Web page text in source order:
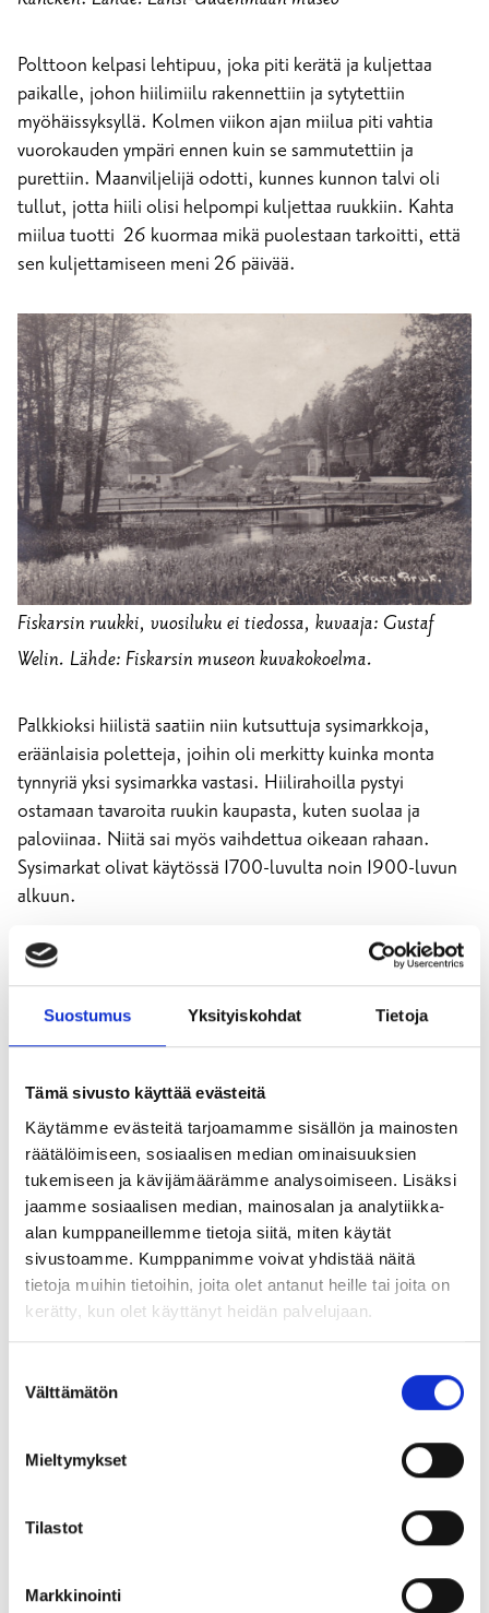
Suostumus Yksityiskohdat Tietoja
Tämä sivusto käyttää evästeitä
Käytämme evästeitä tarjoamamme sisällön ja mainosten
räätälöimiseen, sosiaalisen median ominaisuuksien
tukemiseen ja kävijämäärämme analysoimiseen. Lisäksi
jaamme sosiaalisen median, mainosalan ja analytiikka-
alan kumppaneillemme tietoja siitä, miten käytät
sivustoamme. Kumppanimme voivat yhdistää näitä
tietoja muihin tietoihin, joita olet antanut heille tai joita on
kerätty, kun olet käyttänyt heidän palvelujaan.
valinta
Välttämätön
Mieltymykset
Tilastot
Markkinointi
Polttoon kelpasi lehtipuu, joka piti kerätä ja kuljettaa
paikalle, johon hiilimiilu rakennettiin ja sytytettiin
myöhäissyksyllä. Kolmen viikon ajan miilua piti vahtia
vuorokauden ympäri ennen kuin se sammutettiin ja
purettiin. Maanviljelijä odotti, kunnes kunnon talvi oli
tullut, jotta hiili olisi helpompi kuljettaa ruukkiin. Kahta
miilua tuotti 26 kuormaa mikä puolestaan tarkoitti, että
sen kuljettamiseen meni 26 päivää.
Fiskarsin ruukki, vuosiluku ei tiedossa, kuvaaja: Gustaf
Welin. Lähde: Fiskarsin museon kuvakokoelma.
Palkkioksi hiilistä saatiin niin kutsuttuja sysimarkkoja,
eräänlaisia poletteja, joihin oli merkitty kuinka monta
tynnyriä yksi sysimarkka vastasi. Hiilirahoilla pystyi
ostamaan tavaroita ruukin kaupasta, kuten suolaa ja
paloviinaa. Niitä sai myös vaihdettua oikeaan rahaan.
Sysimarkat olivat käytössä 1700-luvulta noin 1900-luvun
alkuun.
bruks skogar innefattande Hindraböhle(=IIIdje Bl.)och
Raseborgs Westra Härad Nylands Län Affattade och indelade